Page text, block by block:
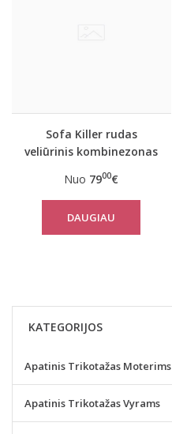
Sofa Killer rudas
veliūrinis kombinezonas
Nuo 7900€
DAUGIAU
KATEGORIJOS
Apatinis Trikotažas Moterims
Apatinis Trikotažas Vyrams